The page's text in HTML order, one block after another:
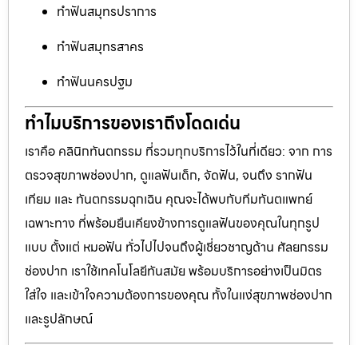
ทำฟันสมุทรปราการ
ทำฟันสมุทรสาคร
ทำฟันนครปฐม
ทำไมบริการของเราถึงโดดเด่น
เราคือ คลินิกทันตกรรม ที่รวมทุกบริการไว้ในที่เดียว: จาก การ
ตรวจสุขภาพช่องปาก, ดูแลฟันเด็ก, จัดฟัน, จนถึง รากฟัน
เทียม และ ทันตกรรมฉุกเฉิน คุณจะได้พบกับทีมทันตแพทย์
เฉพาะทาง ที่พร้อมยืนเคียงข้างการดูแลฟันของคุณในทุกรูป
แบบ ตั้งแต่ หมอฟัน ทั่วไปไปจนถึงผู้เชี่ยวชาญด้าน ศัลยกรรม
ช่องปาก เราใช้เทคโนโลยีทันสมัย พร้อมบริการอย่างเป็นมิตร
ใส่ใจ และเข้าใจความต้องการของคุณ ทั้งในแง่สุขภาพช่องปาก
และรูปลักษณ์